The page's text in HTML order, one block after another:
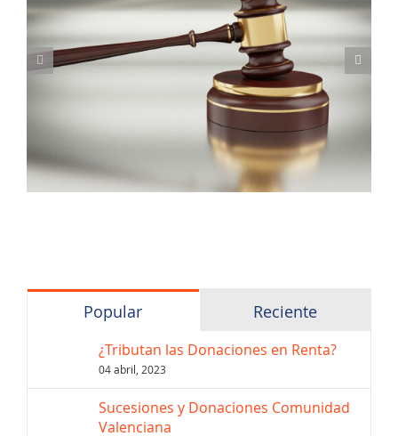
el
proceso
de
compraventa
de
una
vivienda
Popular Reciente
¿Tributan las Donaciones en Renta?
04 abril, 2023
Sucesiones y Donaciones Comunidad
Valenciana